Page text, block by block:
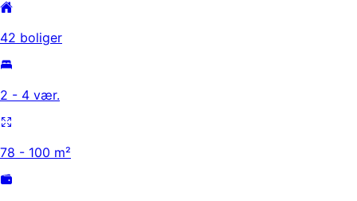
42 boliger
2 - 4 vær.
78 - 100 m²